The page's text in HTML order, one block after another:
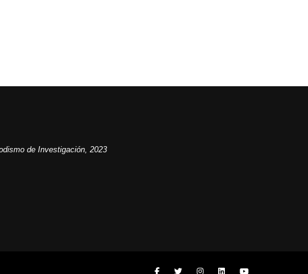
de Investigación, 2023